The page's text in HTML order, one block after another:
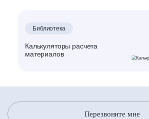
Библиотека
Калькуляторы расчета
материалов
Перезвоните мне